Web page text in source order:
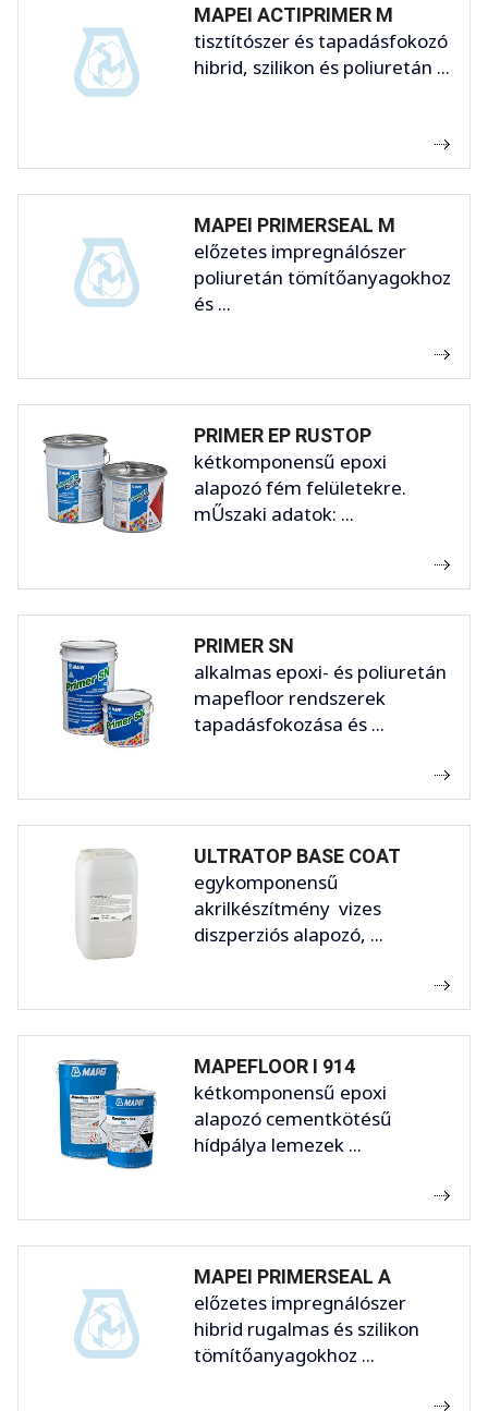
MAPEI ACTIPRIMER M
tisztítószer és tapadásfokozó
hibrid, szilikon és poliuretán ...
MAPEI PRIMERSEAL M
előzetes impregnálószer
poliuretán tömítőanyagokhoz
és ...
PRIMER EP RUSTOP
kétkomponensű epoxi
alapozó fém felületekre.
mŰszaki adatok: ...
PRIMER SN
alkalmas epoxi- és poliuretán
mapefloor rendszerek
tapadásfokozása és ...
ULTRATOP BASE COAT
egykomponensű
akrilkészítmény vizes
diszperziós alapozó, ...
MAPEFLOOR I 914
kétkomponensű epoxi
alapozó cementkötésű
hídpálya lemezek ...
MAPEI PRIMERSEAL A
előzetes impregnálószer
hibrid rugalmas és szilikon
tömítőanyagokhoz ...